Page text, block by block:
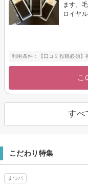
ます。
ロイヤ
利用条件：【口コミ投稿必須】
こ
すべ
こだわり特集
まつパ